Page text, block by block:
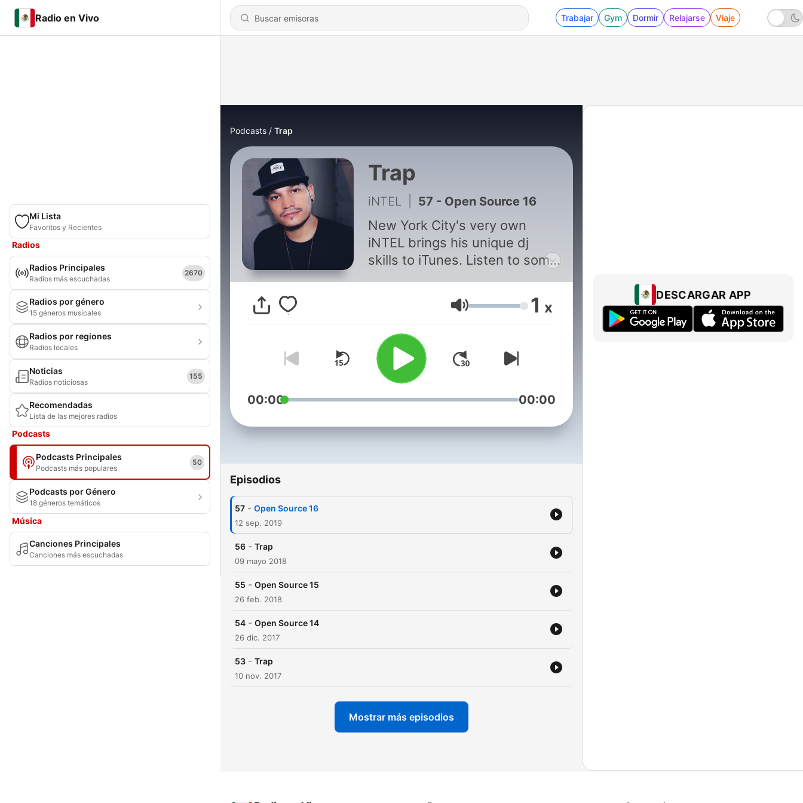
Radio en Vivo Trabajar Gym Dormir Relajarse Viaje
Mi Lista
Favoritos y Recientes
Radios
Radios Principales
Radios más escuchadas
2670
Radios por género
15 géneros musicales
Radios por regiones
Radios locales
Noticias
Radios noticiosas
155
Recomendadas
Lista de las mejores radios
Podcasts
Podcasts Principales
Podcasts más populares
50
Podcasts por Género
18 géneros temáticos
Música
Canciones Principales
Canciones más escuchadas
Podcasts Trap
Trap
iNTEL 57 - Open Source 16
New York City's very own
iNTEL brings his unique dj
skills to iTunes. Listen to some
iNTEL is your next generation
DJ. Mixing and scratching his
established himself as a highly
requested mix master. iNTEL's
signature mixes and mashups
have earned him not 1 but 3
mixes on Beatport, over
downloads on iTunes.
Volumen 1 x
00:00 00:00
Episodios
57 - Open Source 16
12 sep. 2019
56 - Trap
09 mayo 2018
55 - Open Source 15
26 feb. 2018
54 - Open Source 14
26 dic. 2017
53 - Trap
10 nov. 2017
Mostrar más episodios
DESCARGAR APP